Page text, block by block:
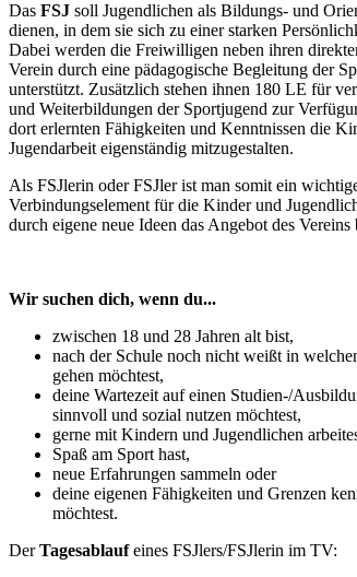
Das FSJ soll Jugendlichen als Bildungs- und
dienen, in dem sie sich zu einer starken
Dabei werden die Freiwilligen neben ihren
Verein durch eine pädagogische Begleitung der
unterstützt. Zusätzlich stehen ihnen 180 LE für
und Weiterbildungen der Sportjugend zur
dort erlernten Fähigkeiten und Kenntnissen die
Jugendarbeit eigenständig mitzugestalten.
Als FSJlerin oder FSJler ist man somit ein
Verbindungselement für die Kinder und
durch eigene neue Ideen das Angebot des Vereins
Wir suchen dich, wenn du...
zwischen 18 und 28 Jahren alt bist,
nach der Schule noch nicht weißt in
gehen möchtest,
deine Wartezeit auf einen Studien-/
sinnvoll und sozial nutzen möchtest,
gerne mit Kindern und Jugendlichen
Spaß am Sport hast,
neue Erfahrungen sammeln oder
deine eigenen Fähigkeiten und Grenzen
möchtest.
DerTagesablaufeines FSJlers/FSJlerin im TV: